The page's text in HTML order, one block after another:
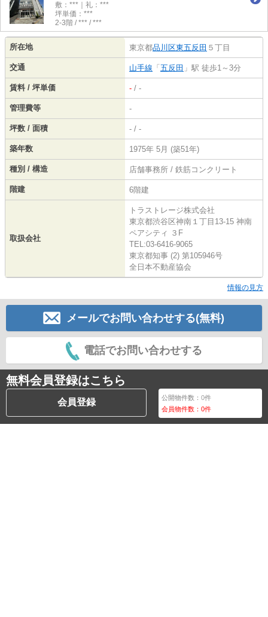
敷：***｜礼：***
坪単価：***
2-3階 / *** / ***
所在地 東京都品川区東五反田 ５丁目
交通 山手線 「 五反田 」駅 徒歩1～3分
賃料 / 坪単価 - / -
管理費等 -
坪数 / 面積 - / -
築年数 1975年 5月 (築51年)
種別 / 構造 店舗事務所 / 鉄筋コンクリート
階建 6階建
取扱会社
トラストレージ株式会社
東京都渋谷区神南１丁目13-15 神南
ペアシティ ３F
TEL:03-6416-9065
東京都知事 (2) 第105946号
全日本不動産協会
情報の見方
メールでお問い合わせする(無料)
電話でお問い合わせする
無料会員登録はこちら
会員登録 公開物件数：0件
会員物件数：0件